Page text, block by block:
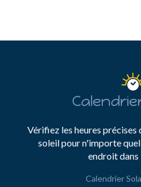
Vérifiez les heures précises
soleil pour n'importe
endroit dans
Calendrier